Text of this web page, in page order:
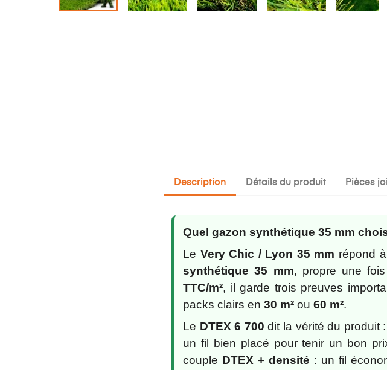
Description Détails du produit Pièces
Quel gazon synthétique 35 mm
Le Very Chic / Lyon 35 mm répond
synthétique 35 mm, propre une
TTC/m², il garde trois preuves
packs clairs en 30 m² ou 60 m².
Le DTEX 6 700 dit la vérité du produit
un fil bien placé pour tenir un bon
couple DTEX + densité : un fil